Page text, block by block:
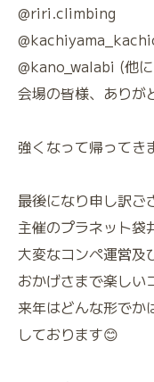
@riri.climbing
@kano_walabi (他
会場の皆様、ありが
強くなって帰ってき
最後になり申し訳ご
主催のプラネット袋
大変なコンペ運営及
おかげさまで楽しい
来年はどんな形でか
しております😊